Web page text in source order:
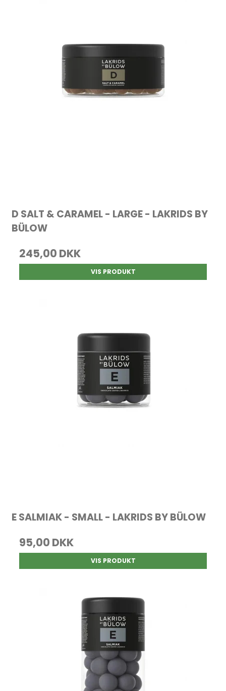
D SALT & CARAMEL - LARGE - LAKRIDS BY
BÜLOW
245,00 DKK
VIS PRODUKT
E SALMIAK - SMALL - LAKRIDS BY BÜLOW
95,00 DKK
VIS PRODUKT